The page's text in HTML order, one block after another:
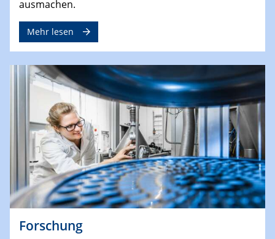
ausmachen.
Mehr lesen
Forschung